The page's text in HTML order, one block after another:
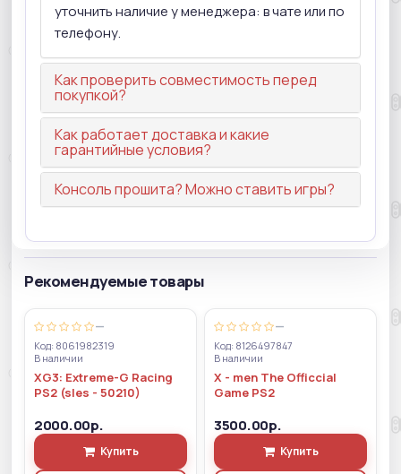
уточнить наличие у менеджера: в чате или по
телефону.
Как проверить совместимость перед
покупкой?
Как работает доставка и какие
гарантийные условия?
Консоль прошита? Можно ставить игры?
Рекомендуемые товары
—
Код: 8061982319
В наличии
XG3: Extreme-G Racing
PS2 (sles - 50210)
2000.00р.
Купить
—
Код: 8126497847
В наличии
X - men The Officcial
Game PS2
3500.00р.
Купить